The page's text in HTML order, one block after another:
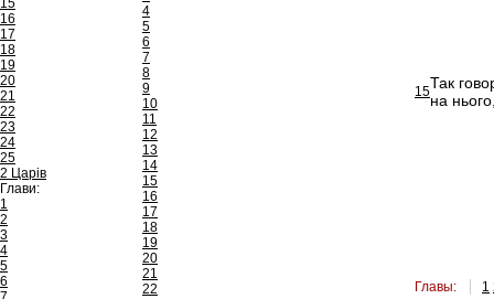
15
16
17
18
19
20
21
22
23
24
25
2 Царів
Глави:
1
2
3
4
5
6
4
5
6
7
8
9
10
11
12
13
14
15
16
17
18
19
20
21
22
15Так
на
Главы: 1